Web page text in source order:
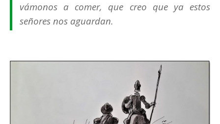
vámonos a comer, que creo que ya estos
señores nos aguardan.